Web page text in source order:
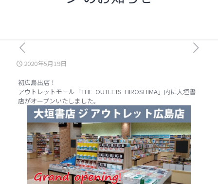
2020年5月19日
初広島出店！
アウトレットモール「THE OUTLETS HIROSHIMA」内に大垣書
店がオープンいたしました。